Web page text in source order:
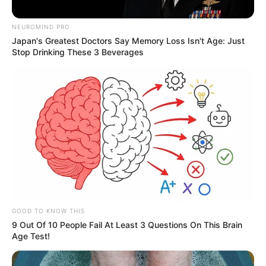
Gobernación del Tolima
Viviendas afectadas por lluvias Tolima
Por: Juan Camilo Franco Perdomo
Mayo 13, 2024
NEUROMIND PRO
Japan's Greatest Doctors Say Memory Loss Isn't Age: Just
Stop Drinking These 3 Beverages
GOOD TO KNOW THIS
9 Out Of 10 People Fail At Least 3 Questions On This Brain
Age Test!